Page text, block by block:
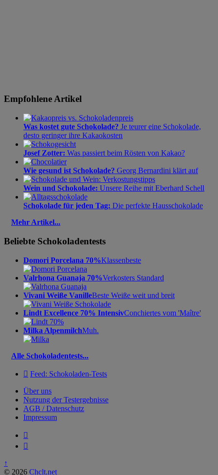
Empfohlene Artikel
Was kostet gute Schokolade? Je teurer eine Schokolade,
desto geringer ihre Kakaokosten
Josef Zotter: Was passiert beim Rösten von Kakao?
Wie gesund ist Schokolade? Georg Bernardini klärt auf
Wein und Schokolade: Unsere Reihe mit Eberhard Schell
Schokolade für jeden Tag: Die perfekte Hausschokolade
Mehr Artikel...
Beliebte Schokoladentests
Domori Porcelana 70%Klassenbeste
Valrhona Guanaja 70%Verkosters Standard
Vivani Weiße VanilleBeste Weiße weit und breit
Lindt Excellence 70% IntensivConchiertes vom 'Maître'
Milka AlpenmilchMuh.
Alle Schokoladentests...
 Feed: Schokoladen-Tests
Über uns
Nutzung der Testergebnisse
AGB / Datenschutz
Impressum


↑
© 2026 Chclt.net